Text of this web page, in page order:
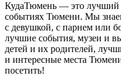
КудаТюмень — это лучший
событиях Тюмени. Мы
с девушкой, с парнем или
лучшие события, музеи и
детей и их родителей,
и интересные места
посетить!